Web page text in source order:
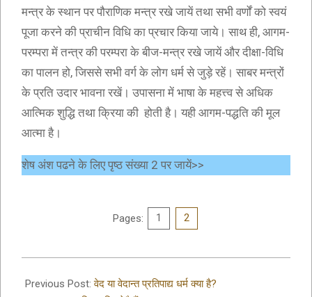
मन्त्र के स्थान पर पौराणिक मन्त्र रखे जायें तथा सभी वर्णों को स्वयं
पूजा करने की प्राचीन विधि का प्रचार किया जाये। साथ ही, आगम-
परम्परा में तन्त्र की परम्परा के बीज-मन्त्र रखे जायें और दीक्षा-विधि
का पालन हो, जिससे सभी वर्ग के लोग धर्म से जुड़े रहें। साबर मन्त्रों
के प्रति उदार भावना रखें। उपासना में भाषा के महत्त्व से अधिक
आत्मिक शुद्धि तथा क्रिया की होती है। यही आगम-पद्धति की मूल
आत्मा है।
शेष अंश पढने के लिए पृष्ठ संख्या 2 पर जायें>>
Pages: 1 2
12-
Previous Post:वेद या वेदान्त प्रतिपाद्य धर्म क्या है?